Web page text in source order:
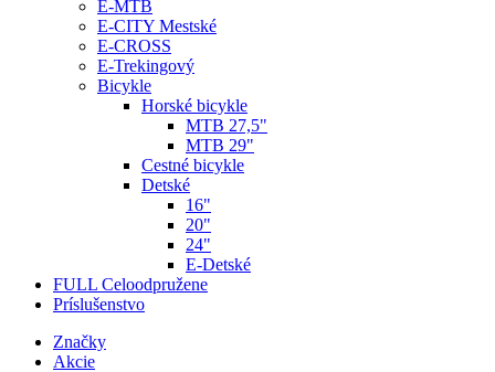
E-MTB
E-CITY Mestské
E-CROSS
E-Trekingový
Bicykle
Horské bicykle
MTB 27,5"
MTB 29"
Cestné bicykle
Detské
16"
20"
24"
E-Detské
FULL Celoodpružene
Príslušenstvo
Značky
Akcie